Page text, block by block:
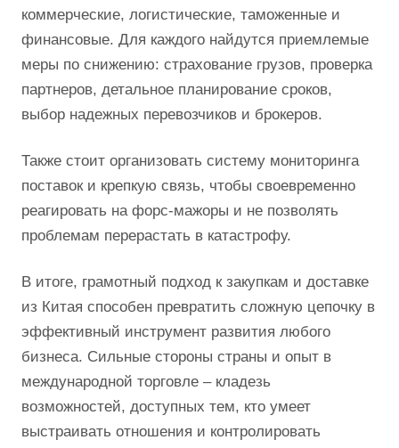
коммерческие, логистические, таможенные и
финансовые. Для каждого найдутся приемлемые
меры по снижению: страхование грузов, проверка
партнеров, детальное планирование сроков,
выбор надежных перевозчиков и брокеров.
Также стоит организовать систему мониторинга
поставок и крепкую связь, чтобы своевременно
реагировать на форс-мажоры и не позволять
проблемам перерастать в катастрофу.
В итоге, грамотный подход к закупкам и доставке
из Китая способен превратить сложную цепочку в
эффективный инструмент развития любого
бизнеса. Сильные стороны страны и опыт в
международной торговле – кладезь
возможностей, доступных тем, кто умеет
выстраивать отношения и контролировать